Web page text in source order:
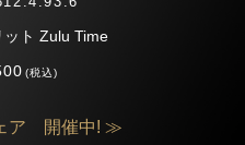
ット Zulu Time
(税込)
ア 開催中! ≫